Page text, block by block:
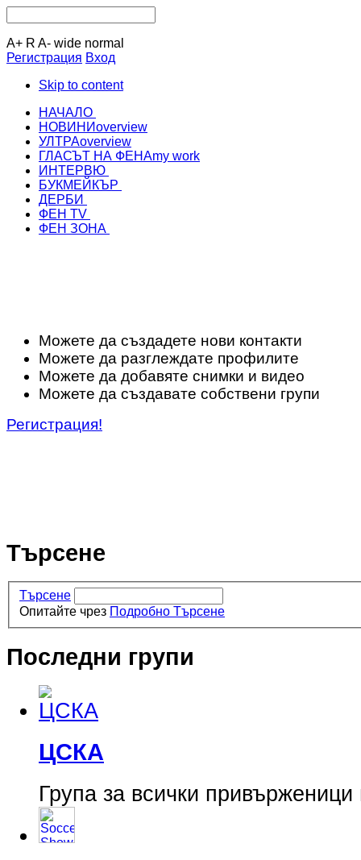
A+ R A- wide normal
Регистрация Вход
Skip to content
НАЧАЛО
НОВИНИoverview
УЛТРАoverview
ГЛАСЪТ НА ФЕНАmy work
ИНТЕРВЮ
БУКМЕЙКЪР
ДЕРБИ
ФЕН TV
ФЕН ЗОНА
Можете да създадете нови контакти
Можете да разглеждате профилите
Можете да добавяте снимки и видео
Можете да създавате собствени групи
Регистрация!
Търсене
Търсене
Опитайте чрез Подробно Търсене
Последни групи
ЦСКА
Група за всички